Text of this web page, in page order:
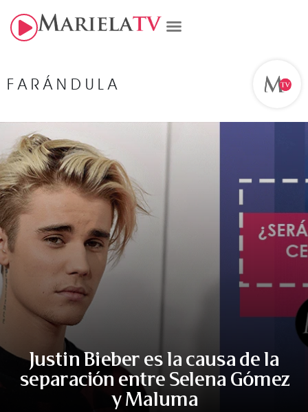
FARÁNDULA
Justin Bieber es la causa de la
separación entre Selena Gómez
y Maluma